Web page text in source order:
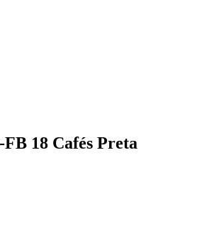
18 Cafés Preta